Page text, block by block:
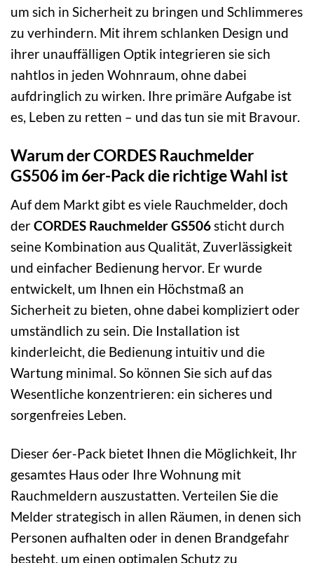
um sich in Sicherheit zu bringen und Schlimmeres
zu verhindern. Mit ihrem schlanken Design und
ihrer unauffälligen Optik integrieren sie sich
nahtlos in jeden Wohnraum, ohne dabei
aufdringlich zu wirken. Ihre primäre Aufgabe ist
es, Leben zu retten – und das tun sie mit Bravour.
Warum der CORDES Rauchmelder
GS506 im 6er-Pack die richtige Wahl ist
Auf dem Markt gibt es viele Rauchmelder, doch
derCORDES Rauchmelder GS506sticht durch
seine Kombination aus Qualität, Zuverlässigkeit
und einfacher Bedienung hervor. Er wurde
entwickelt, um Ihnen ein Höchstmaß an
Sicherheit zu bieten, ohne dabei kompliziert oder
umständlich zu sein. Die Installation ist
kinderleicht, die Bedienung intuitiv und die
Wartung minimal. So können Sie sich auf das
Wesentliche konzentrieren: ein sicheres und
sorgenfreies Leben.
Dieser 6er-Pack bietet Ihnen die Möglichkeit, Ihr
gesamtes Haus oder Ihre Wohnung mit
Rauchmeldern auszustatten. Verteilen Sie die
Melder strategisch in allen Räumen, in denen sich
Personen aufhalten oder in denen Brandgefahr
besteht, um einen optimalen Schutz zu